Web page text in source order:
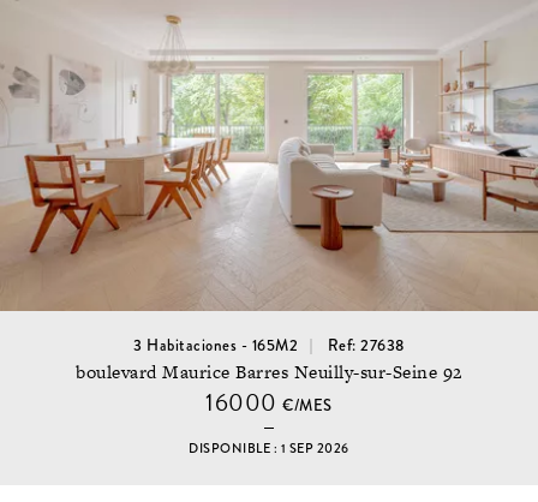
3 Habitaciones - 165M2 Ref: 27638
boulevard Maurice Barres Neuilly-sur-Seine 92
16000€/MES
DISPONIBLE : 1 SEP 2026